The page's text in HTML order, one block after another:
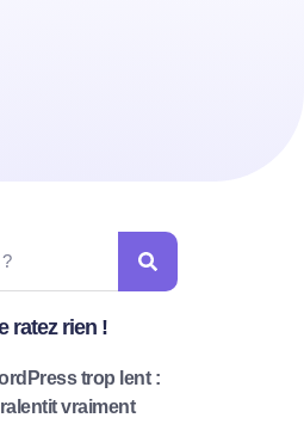
ratez rien !
trop lent :
vraiment